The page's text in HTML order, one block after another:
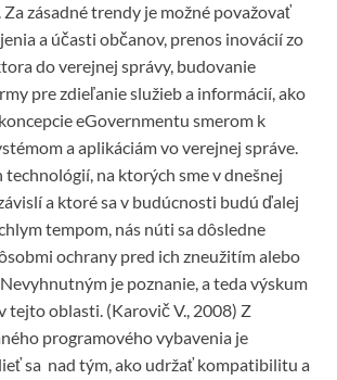
zásadné trendy je možné považovať
a účasti občanov, prenos inovácií zo
do verejnej správy, budovanie
pre zdieľanie služieb a informácií, ako
eGovernmentu smerom k
a aplikáciám vo verejnej správe.
na ktorých sme v dnešnej
a ktoré sa v budúcnosti budú ďalej
tempom, nás núti sa dôsledne
ochrany pred ich zneužitím alebo
je poznanie, a teda výskum
tejto oblasti. (Karovič V., 2008) Z
programového vybavenia je
sa nad tým, ako udržať kompatibilitu a